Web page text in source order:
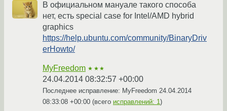
В официальном мануале такого способа
нет, есть special case for Intel/AMD hybrid
graphics
https://help.ubuntu.com/community/BinaryDriv
erHowto/
MyFreedom ★★★
24.04.2014 08:32:57 +00:00
Последнее исправление: MyFreedom 24.04.2014
08:33:08 +00:00 (всего исправлений: 1)